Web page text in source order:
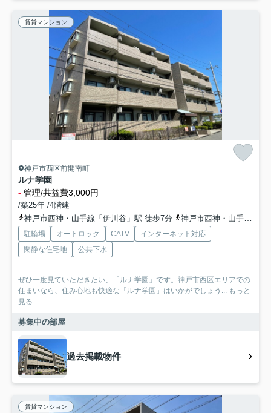
賃貸マンション
神戸市西区前開南町
ルナ学園
- 管理/共益費3,000円
/築25年 /4階建
神戸市西神・山手線「伊川谷」駅 徒歩7分
神戸市西神・山手線「学園都市」駅 徒歩19分
駐輪場 オートロック CATV
インターネット対応
閑静な住宅地
公共下水
ぜひ一度見ていただきたい、「ルナ学園」です。神戸市西区エリアでの
住まいなら、住み心地も快適な「ルナ学園」はいかがでしょう... もっと
見る
募集中の部屋
過去掲載物件
賃貸マンション